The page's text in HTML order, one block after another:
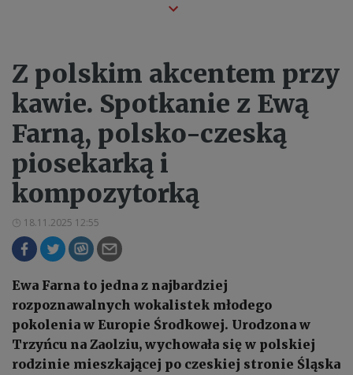
Z polskim akcentem przy
kawie. Spotkanie z Ewą
Farną, polsko-czeską
piosekarką i
kompozytorką
18.11.2025 12:55
Ewa Farna to jedna z najbardziej
rozpoznawalnych wokalistek młodego
pokolenia w Europie Środkowej. Urodzona w
Trzyńcu na Zaolziu, wychowała się w polskiej
rodzinie mieszkającej po czeskiej stronie Śląska